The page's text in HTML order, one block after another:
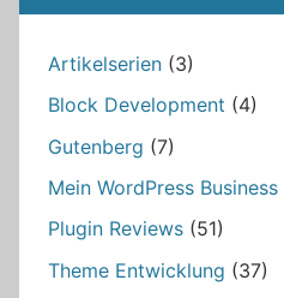
Artikelserien (3)
Block Development (4)
Gutenberg (7)
Mein WordPress Business
Plugin Reviews (51)
Theme Entwicklung (37)